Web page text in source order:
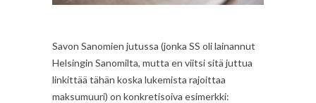
Savon Sanomien jutussa (jonka SS oli lainannut
Helsingin Sanomilta, mutta en viitsi sitä juttua
linkittää tähän koska lukemista rajoittaa
maksumuuri) on konkretisoiva esimerkki: